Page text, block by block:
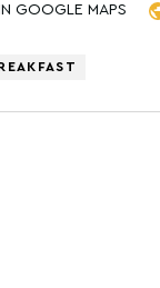
GOOGLE MAPS